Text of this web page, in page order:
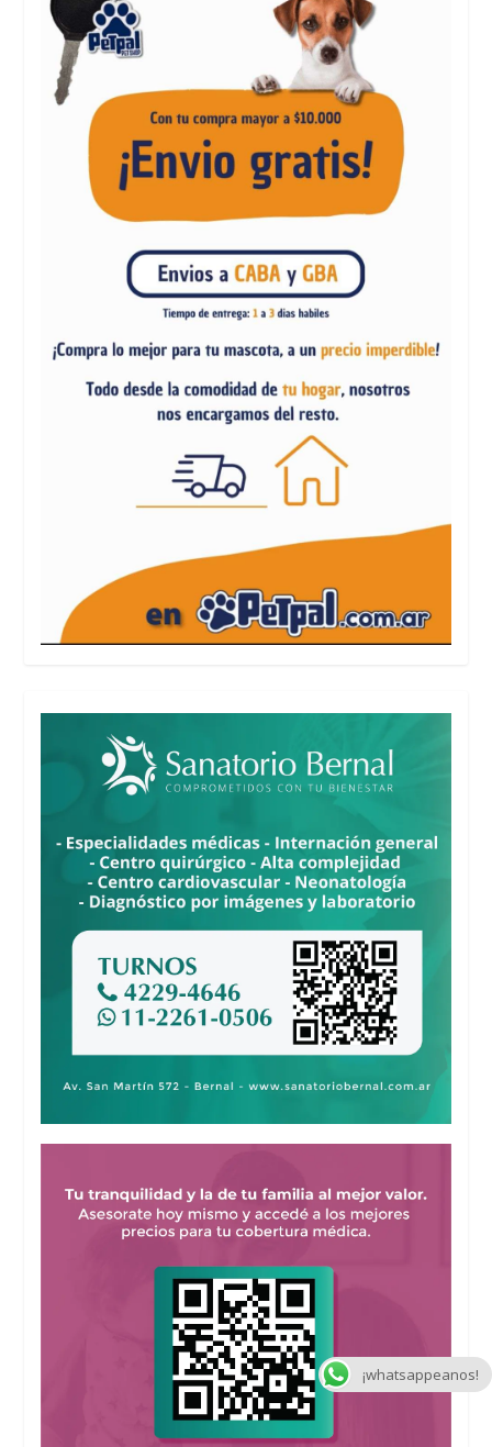
¡whatsappeanos!